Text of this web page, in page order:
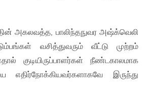
அகலவத்த, பாலிந்தநுவர அஷ்க்வெலி
வசித்துவரும் வீட்டு முற்றம்
குடியிருப்பாளர்கள் நீண்டகாலமாக
எதிர்நோக்கியவர்களாகவே இருந்து